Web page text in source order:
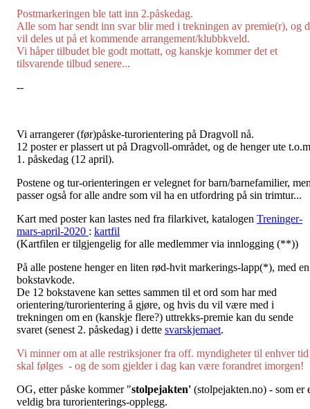
Postmarkeringen ble tatt inn 2.påskedag.
Alle som har sendt inn svar blir med i trekningen av premie(r), og
vil deles ut på et kommende arrangement/klubbkveld.
Vi håper tilbudet ble godt mottatt, og kanskje kommer det et
tilsvarende tilbud senere...
--
Vi arrangerer (før)påske-turorientering på Dragvoll nå.
12 poster er plassert ut på Dragvoll-området, og de henger ute t.o.m
1. påskedag (12 april).
Postene og tur-orienteringen er velegnet for barn/barnefamilier,
passer også for alle andre som vil ha en utfordring på sin trimtur...
Kart med poster kan lastes ned fra filarkivet, katalogen Treninger-
mars-april-2020 : kartfil
(Kartfilen er tilgjengelig for alle medlemmer via innlogging (**))
På alle postene henger en liten rød-hvit markerings-lapp(*), med en
bokstavkode.
De 12 bokstavene kan settes sammen til et ord som har med
orientering/turorientering å gjøre, og hvis du vil være med i
trekningen om en (kanskje flere?) uttrekks-premie kan du sende
svaret (senest 2. påskedag) i dette svarskjemaet.
Vi minner om at alle restriksjoner fra off. myndigheter til enhver tid
skal følges - og de som gjelder i dag kan være forandret imorgen!
OG, etter påske kommer "stolpejakten' (stolpejakten.no) - som er
veldig bra turorienterings-opplegg.